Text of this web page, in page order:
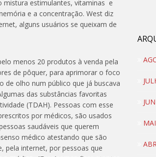
mistura estimulantes, vitaminas e
e a concentração. West diz
alguns usuários se queixam de
menos 20 produtos à venda pela
de pôquer, para aprimorar o foco
de olho num público que já buscava
das substâncias favoritas
(TDAH). Pessoas com esse
por médicos, são usados
saudáveis que querem
médico atestando que são
pela internet, por pessoas que